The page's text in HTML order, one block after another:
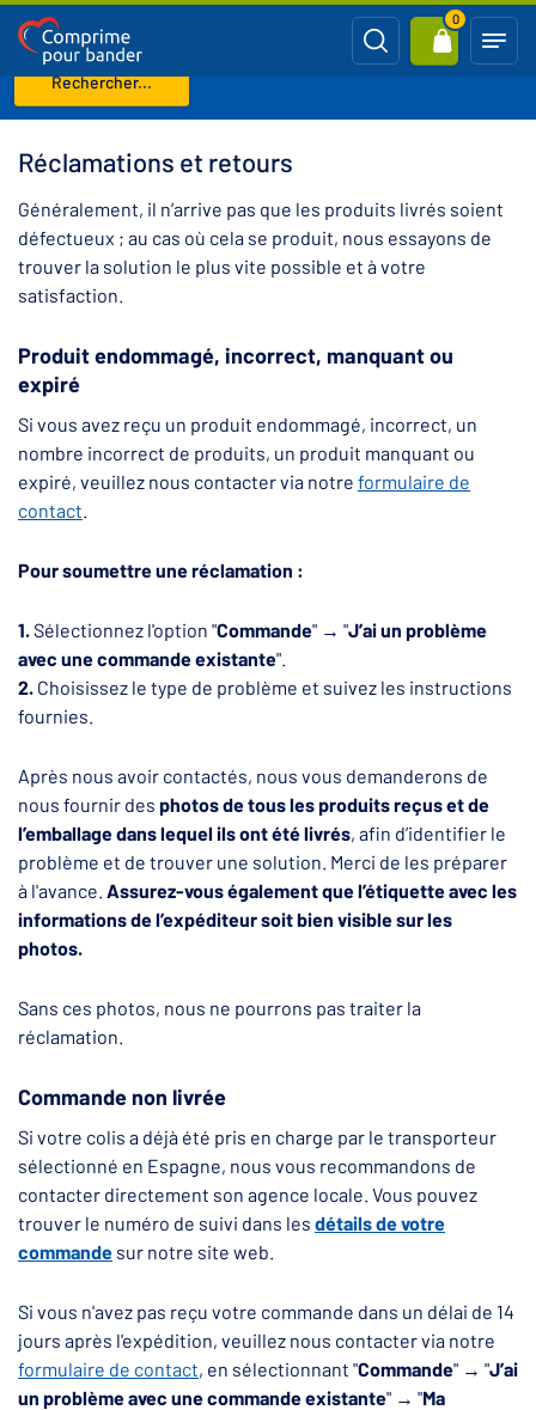
Rechercher...
0
Page d'accueil Réclamations et retours
Réclamations et retours
Généralement, il n’arrive pas que les produits livrés soient
défectueux ; au cas où cela se produit, nous essayons de
trouver la solution le plus vite possible et à votre
satisfaction.
Produit endommagé, incorrect, manquant ou
expiré
Si vous avez reçu un produit endommagé, incorrect, un
nombre incorrect de produits, un produit manquant ou
expiré, veuillez nous contacter via notre formulaire de
contact.
Pour soumettre une réclamation :
1.Sélectionnez l'option "Commande" → "J’ai un problème
avec une commande existante".
2. Choisissez le type de problème et suivez les instructions
fournies.
Après nous avoir contactés, nous vous demanderons de
nous fournir des photos de tous les produits reçus et de
l’emballage dans lequel ils ont été livrés, afin d’identifier le
problème et de trouver une solution. Merci de les préparer
à l'avance. Assurez-vous également que l’étiquette avec les
informations de l’expéditeur soit bien visible sur les
photos.
Sans ces photos, nous ne pourrons pas traiter la
réclamation.
Commande non livrée
Si votre colis a déjà été pris en charge par le transporteur
sélectionné en Espagne, nous vous recommandons de
contacter directement son agence locale. Vous pouvez
trouver le numéro de suivi dans les détails de votre
commande sur notre site web.
Si vous n'avez pas reçu votre commande dans un délai de 14
jours après l'expédition, veuillez nous contacter via notre
formulaire de contact, en sélectionnant "Commande" → "J’ai
un problème avec une commande existante" → "Ma